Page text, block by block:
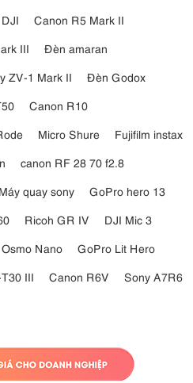
Canon R5 Mark II
III
Đèn amaran
ZV-1 Mark II
Đèn Godox
Canon R10
Micro Shure
Fujifilm instax
canon RF 28 70 f2.8
Máy quay sony
GoPro hero 13
Ricoh GR IV
DJI Mic 3
Nano
GoPro Lit Hero
III Canon R6V
Sony A7R6